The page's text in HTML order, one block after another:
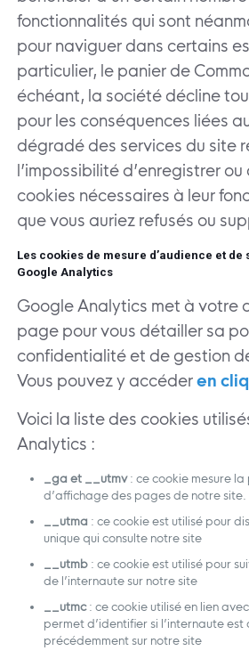
fonctionnalités qui sont
pour naviguer dans certains
particulier, le panier de
échéant, la société décline
pour les conséquences liées
dégradé des services du site
l’impossibilité d’enregistrer
cookies nécessaires à leur
que vous auriez refusés ou
Les cookies de mesure d’audience et
Google Analytics
Google Analytics met à votre
page pour vous détailler sa
confidentialité et de gestion
Vous pouvez y accéderen
Voici la liste des cookies
Analytics :
_ga et __utmv: ce cookie mesure
d’affichage des pages de notre site.
__utma : ce cookie est utilisé pour
unique qui consulte notre site
__utmb : ce cookie est utilisé pour
de l’internaute sur notre site
__utmc: ce cookie utilisé en lien
permet d’identifier si l’internaute est
précédemment sur notre site